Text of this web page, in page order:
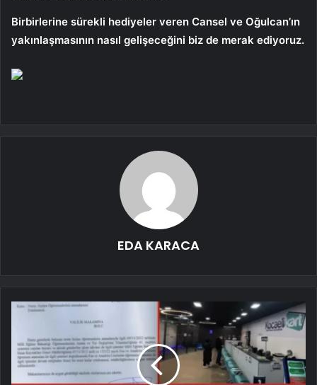
Birbirlerine sürekli hediyeler veren Cansel ve Oğulcan’ın
yakınlaşmasının nasıl gelişeceğini biz de merak ediyoruz.
EDA KARACA